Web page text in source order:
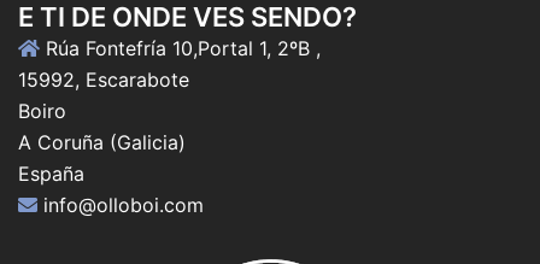
E TI DE ONDE VES SENDO?
Rúa Fontefría 10,Portal 1, 2ºB ,
15992, Escarabote
Boiro
A Coruña (Galicia)
España
info@olloboi.com